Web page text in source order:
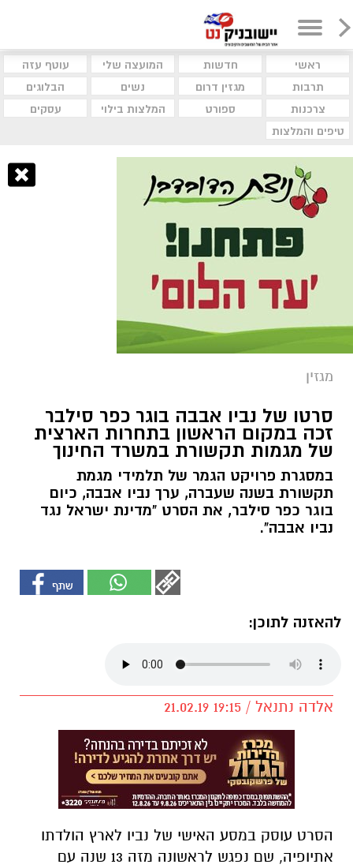
ראשי חדשות המועצה שלי
עוטף עזה
תרבות
מגזין דרום נשים
הבלוגים
צרכנות
ספורט המלצות בילוי
עסקים
טיפים והמלצות
מגזין
סרטו של נביו אבבה בוגר כפר סילבר
זכה במקום הראשון בתחרות הארצית
של מגמות תקשורת במשרד החינוך
במסגרת פרויקט הגמר של תלמידי מגמת
תקשורת בשנה שעברה, ערך נביו אבבה, כיום
בוגר כפר סילבר, את הסרט "מדינת ישראל נגד
נביו אבבה".
להאזנה לתוכן:
אלדה נתנאל / 19:15 21.02.19
הסרט עוסק במסע האישי של נביו לארץ הולדתו
אתיופיה, שם נפגש לראשונה מזה 13 שנה עם